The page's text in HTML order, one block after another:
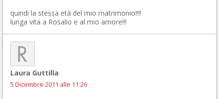
quindi la stessa età del mio matrimonio!!!!
lunga vita a Rosalio e al mio amore!!!
Laura Guttilla
5 Dicembre 2011 alle 11:26